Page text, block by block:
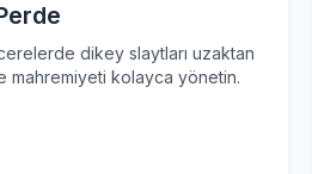
dikey slaytları uzaktan
mahremiyeti kolayca yönetin.